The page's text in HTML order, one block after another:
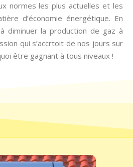
normes les plus actuelles et les
d’économie énergétique. En
diminuer la production de gaz à
qui s’accrtoit de nos jours sur
être gagnant à tous niveaux !